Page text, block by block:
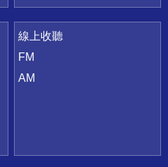
線上收聽
FM
AM